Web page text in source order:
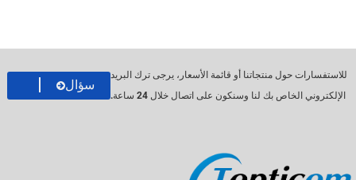
للاستفسارات حول منتجاتنا أو قائمة الأسعار، يرجى ترك البريد
الإلكتروني الخاص بك لنا وسنكون على اتصال خلال 24 ساعة.
سؤال